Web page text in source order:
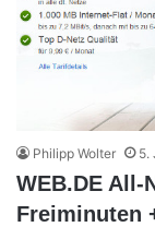
Philipp Wolter 5.
WEB.DE All-
Freiminuten